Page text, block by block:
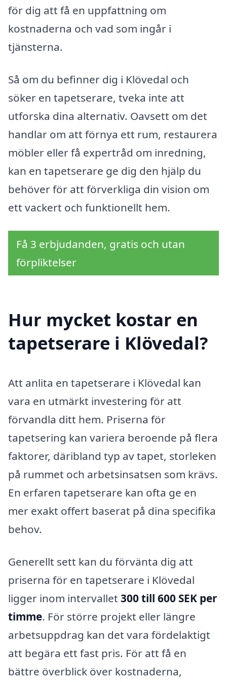
för dig att få en uppfattning om
kostnaderna och vad som ingår i
tjänsterna.
Så om du befinner dig i Klövedal och
söker en tapetserare, tveka inte att
utforska dina alternativ. Oavsett om det
handlar om att förnya ett rum, restaurera
möbler eller få expertråd om inredning,
kan en tapetserare ge dig den hjälp du
behöver för att förverkliga din vision om
ett vackert och funktionellt hem.
Få 3 erbjudanden, gratis och utan
förpliktelser
Hur mycket kostar en
tapetserare i Klövedal?
Att anlita en tapetserare i Klövedal kan
vara en utmärkt investering för att
förvandla ditt hem. Priserna för
tapetsering kan variera beroende på flera
faktorer, däribland typ av tapet, storleken
på rummet och arbetsinsatsen som krävs.
En erfaren tapetserare kan ofta ge en
mer exakt offert baserat på dina specifika
behov.
Generellt sett kan du förvänta dig att
priserna för en tapetserare i Klövedal
ligger inom intervallet 300 till 600 SEK per
timme. För större projekt eller längre
arbetsuppdrag kan det vara fördelaktigt
att begära ett fast pris. För att få en
bättre överblick över kostnaderna,